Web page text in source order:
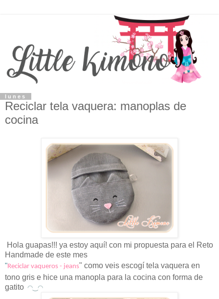
lunes
Reciclar tela vaquera: manoplas de
cocina
Hola guapas!!! ya estoy aquí! con mi propuesta para el Reto
Handmade de este mes
"Reciclar vaqueros - jeans" como veis escogí tela vaquera en
tono gris e hice una manopla para la cocina con forma de
gatito ◠‿◠